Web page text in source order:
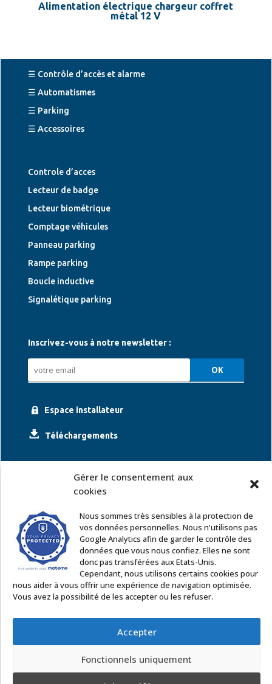
Gérer le consentement aux
cookies
Nous sommes très sensibles à la protection de
vos données personnelles. Nous n'utilisons pas
Google Analytics afin de garder le contrôle des
données que vous nous confiez. Elles ne sont
donc pas transférées aux Etats-Unis.
Cependant, nous utilisons certains cookies pour
nous aider à vous offrir une expérience de navigation optimisée.
Vous avez la possibilité de les accepter ou les refuser.
Accepter
Fonctionnels uniquement
Alimentation électrique chargeur coffret
métal 12 V
☰ Contrôle d’accès et alarme
☰ Automatismes
☰ Parking
☰ Accessoires
Controle d’acces
Lecteur de badge
Lecteur biométrique
Comptage véhicules
Panneau parking
Rampe parking
Boucle inductive
Signalétique parking
Inscrivez-vous à notre newsletter :
Espace installateur
Téléchargements
ACCOR SOLUTIONS
2 rue Léonard de Vinci – 91220 Le Plessis Pâté
Tél. : 01 60 85 64 62
Email:commercial@accor-solutions.com